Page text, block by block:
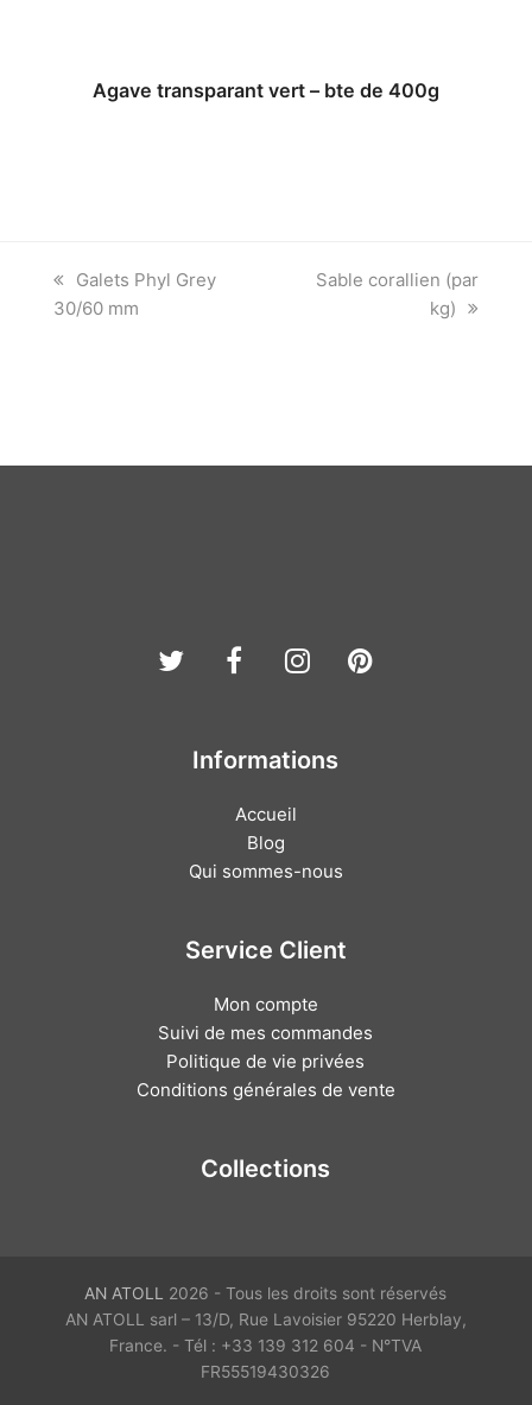
Agave transparant vert – bte de 400g
previous
post:
Galets Phyl Grey
30/60 mm
next
Sable corallien (par
kg)
TwitterFacebook
Instagram
Pinterest
Informations
Accueil
Blog
Qui sommes-nous
Service Client
Mon compte
Suivi de mes commandes
Politique de vie privées
Conditions générales de vente
Collections
AN ATOLL 2026 - Tous les droits sont réservés
AN ATOLL sarl – 13/D, Rue Lavoisier 95220 Herblay,
France. - Tél : +33 139 312 604 - N°TVA
FR55519430326